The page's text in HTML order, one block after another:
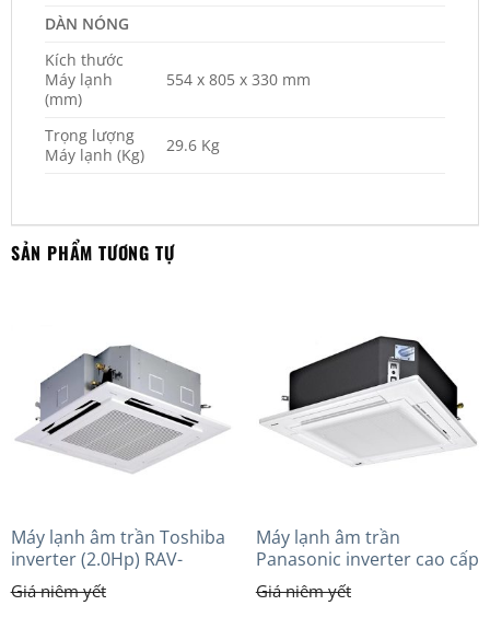
DÀN NÓNG
Kích thước
Máy lạnh
(mm)
554 x 805 x 330 mm
Trọng lượng
Máy lạnh (Kg)
29.6 Kg
SẢN PHẨM TƯƠNG TỰ
Máy lạnh âm trần Toshiba
inverter (2.0Hp) RAV-
GV1801AP-V
Máy lạnh âm trần
Panasonic inverter cao cấp
(5.0Hp) S-3448PU3HA/U-
43PRH1H5